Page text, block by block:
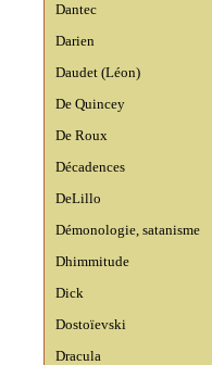
Dantec
Darien
Daudet (Léon)
De Quincey
De Roux
Décadences
DeLillo
Démonologie, satanisme
Dhimmitude
Dick
Dostoïevski
Dracula